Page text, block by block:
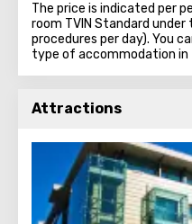
The price is indicated per
room TVIN Standard under
procedures per day). You
type of accommodation in
Attractions